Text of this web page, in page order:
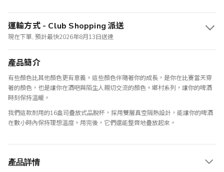
運輸方式 - Club Shopping 派送
現在下單, 預計最快2026年8月13日送達
產品簡介
有些顏色比其他顏色更有意義。這些顏色伴隨著你的成長，是你在比賽當天穿
著的顏色，也是讓你在酒吧與陌生人親切交流的顏色。鄉村系列，讓你的啤酒
時刻保持溫暖。
我們這款耐用的16盎司疊放式品脫杯，採用雙層真空隔熱設計，能讓你的啤酒
在數小時內保持理想溫度。用完後，它們還能整齊地疊放起來。
產品詳情